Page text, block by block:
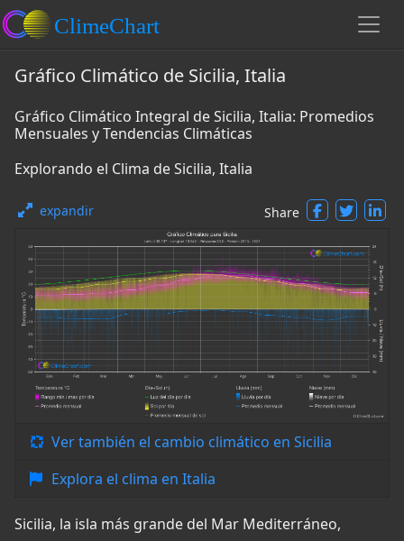
Gráfico Climático de Sicilia, Italia
Gráfico Climático Integral de Sicilia, Italia: Promedios
Mensuales y Tendencias Climáticas
Explorando el Clima de Sicilia, Italia
expandir Share
Ver también el cambio climático en Sicilia
Explora el clima en Italia
Sicilia, la isla más grande del Mar Mediterráneo,